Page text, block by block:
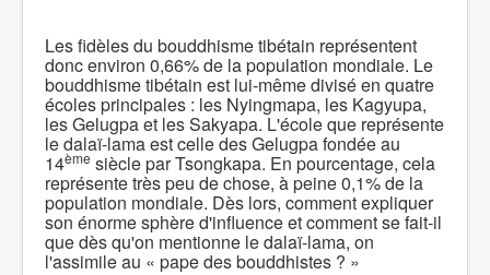
Les fidèles du bouddhisme tibétain représentent
donc environ 0,66% de la population mondiale. Le
bouddhisme tibétain est lui-même divisé en quatre
écoles principales : les Nyingmapa, les Kagyupa,
les Gelugpa et les Sakyapa. L'école que représente
le dalaï-lama est celle des Gelugpa fondée au
14ème siècle par Tsongkapa. En pourcentage, cela
représente très peu de chose, à peine 0,1% de la
population mondiale. Dès lors, comment expliquer
son énorme sphère d'influence et comment se fait-il
que dès qu'on mentionne le dalaï-lama, on
l'assimile au « pape des bouddhistes ? »